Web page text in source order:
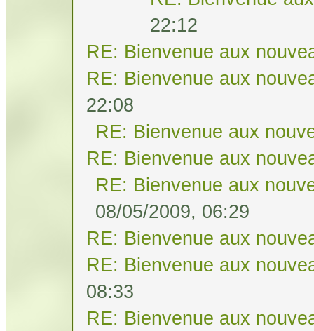
22:12
RE: Bienvenue aux
RE: Bienvenue aux
22:08
RE: Bienvenue aux
RE: Bienvenue aux
RE: Bienvenue aux
08/05/2009, 06:29
RE: Bienvenue aux
RE: Bienvenue aux
08:33
RE: Bienvenue aux